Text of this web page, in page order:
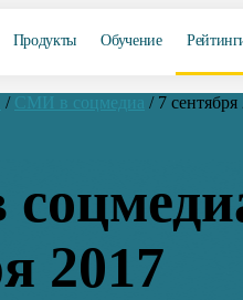
Продукты Обучение
/ СМИ в соцмедиа / 7 сентября
2017